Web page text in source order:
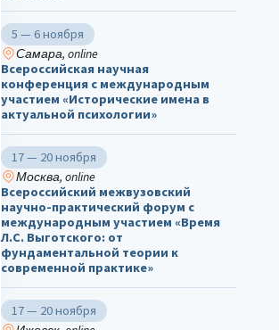
5 — 6 ноября
Самара, online
Всероссийская научная
конференция с международным
участием «Исторические имена в
актуальной психологии»
17 — 20 ноября
Москва, online
Всероссийский межвузовский
научно-практический форум с
международным участием «Время
Л.С. Выготского: от
фундаментальной теории к
современной практике»
17 — 20 ноября